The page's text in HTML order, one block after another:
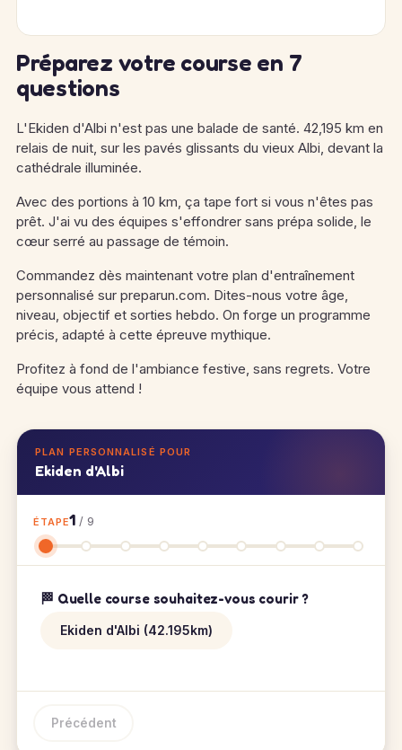
Préparez votre course en 7
questions
L'Ekiden d'Albi n'est pas une balade de santé. 42,195 km en
relais de nuit, sur les pavés glissants du vieux Albi, devant la
cathédrale illuminée.
Avec des portions à 10 km, ça tape fort si vous n'êtes pas
prêt. J'ai vu des équipes s'effondrer sans prépa solide, le
cœur serré au passage de témoin.
Commandez dès maintenant votre plan d'entraînement
personnalisé sur preparun.com. Dites-nous votre âge,
niveau, objectif et sorties hebdo. On forge un programme
précis, adapté à cette épreuve mythique.
Profitez à fond de l'ambiance festive, sans regrets. Votre
équipe vous attend !
PLAN PERSONNALISÉ POUR
Ekiden d'Albi
ÉTAPE1 / 9
🏁 Quelle course souhaitez-vous courir ?
Ekiden d'Albi (42.195km)
Précédent